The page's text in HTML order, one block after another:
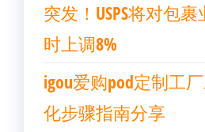
突发！USPS将对包
时上调8%
igou爱购pod定制工
化步骤指南分享